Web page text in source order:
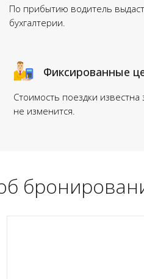
По прибытию водитель
бухгалтерии.
Стоимость поездки известна
не изменится.
Фиксированные